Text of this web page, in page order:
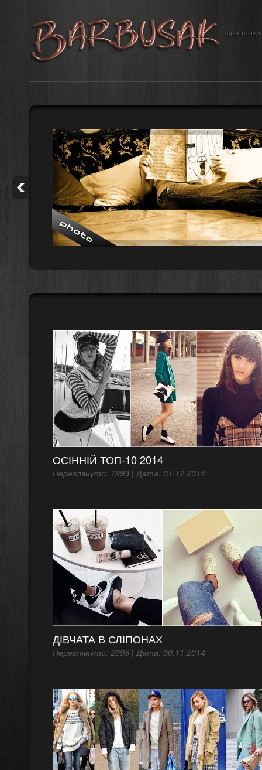
просто
ОСІННІЙ ТОП-10 2014
Переглянуто: 1993 | Дата: 01.12.2014
ДІВЧАТА В СЛІПОНАХ
Переглянуто: 2398 | Дата: 30.11.2014